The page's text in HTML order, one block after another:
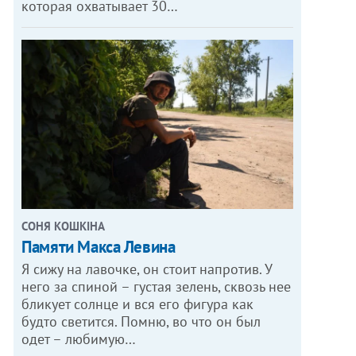
которая охватывает 30…
СОНЯ КОШКІНА
Памяти Макса Левина
Я сижу на лавочке, он стоит напротив. У
него за спиной – густая зелень, сквозь нее
бликует солнце и вся его фигура как
будто светится. Помню, во что он был
одет – любимую…